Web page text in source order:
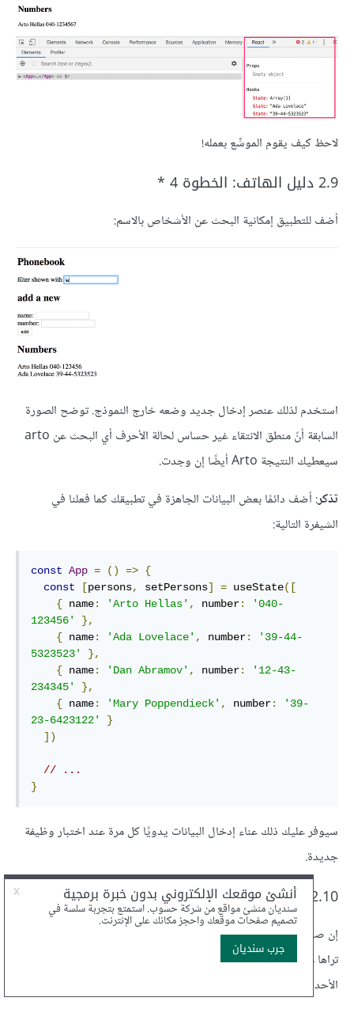
لاحظ كيف يقوم الموسٍّع بعمله!
2.9 دليل الهاتف: الخطوة 4 *
أضف للتطبيق إمكانية البحث عن الأشخاص بالاسم:
استخدم لذلك عنصر إدخال جديد وضعه خارج النموذج. توضح الصورة
السابقة أنّ منطق الانتقاء غير حساس لحالة الأحرف أي البحث عن arto
سيعطيك النتيجة Arto أيضًا إن وجدت.
تذكر: أضف دائمًا بعض البيانات الجاهزة في تطبيقك كما فعلنا في
الشيفرة التالية:
const App = () => {
const
[persons, setPersons] = useState([
{ name: 'Arto Hellas' , number:
'040-
123456'
},
{ name: 'Ada Lovelace' , number:
'39-44-
5323523'
},
{ name: 'Dan Abramov' , number:
'12-43-
234345'
},
{ name: 'Mary Poppendieck' , number:
'39-
23-6423122'
}
])
// ...
}
سيوفر عليك ذلك عناء إدخال البيانات يدويًا كل مرة عند اختبار وظيفة
جديدة.
2.10 دليل الهاتف: الخطوة 5
إن صممت تطبيقك ليستخدم مكوِّنًا واحدًا، أعد بناءه بوضع الأجزاء التي
تراها مناسبة في مكوِّنات جديدة. ابق على حالة المكوِّن ومعالجات
الأحداث ضمن المكوِّن الجذري